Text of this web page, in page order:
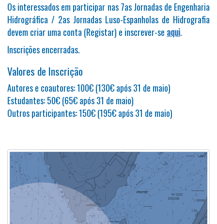
Os interessados em participar nas 7as Jornadas de Engenharia
Hidrográfica / 2as Jornadas Luso-Espanholas de Hidrografia
devem criar uma conta (Registar) e inscrever-se aqui.
Inscrições encerradas.
Valores de Inscrição
Autores e coautores: 100€ (130€ após 31 de maio)
Estudantes: 50€ (65€ após 31 de maio)
Outros participantes: 150€ (195€ após 31 de maio)